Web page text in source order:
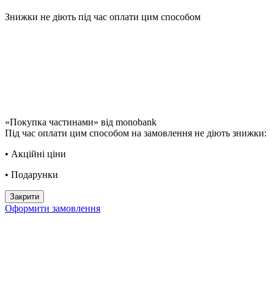
Знижки не діють під час оплати цим способом
«Покупка частинами» від monobank
Під час оплати цим способом на замовлення не діють знижки:
• Акційні ціни
• Подарунки
Закрити
Оформити замовлення